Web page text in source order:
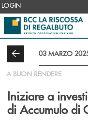
Salta al contenuto principale
LOGIN
03 MARZO
A BUON RENDERE
Iniziare a
di Accumulo di